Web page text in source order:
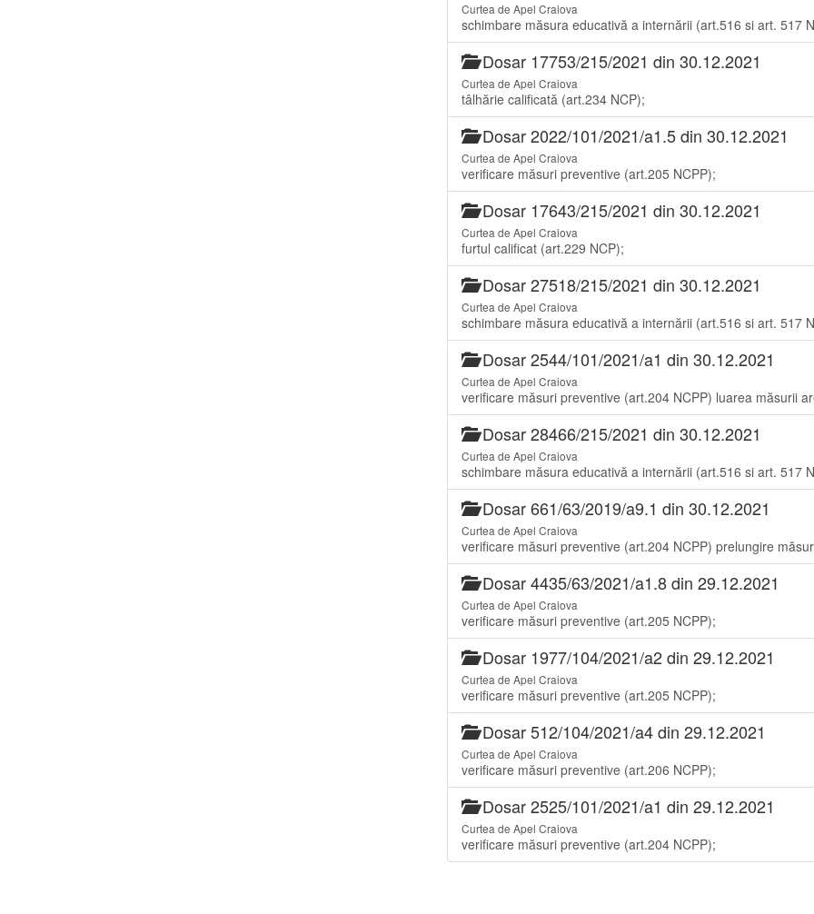
Curtea de Apel Craiova
schimbare măsura educativă a internării (art.516 si art. 517
Dosar 17753/215/2021 din 30.12.2021
Curtea de Apel Craiova
tâlhărie calificată (art.234 NCP);
Dosar 2022/101/2021/a1.5 din 30.12.2021
Curtea de Apel Craiova
verificare măsuri preventive (art.205 NCPP);
Dosar 17643/215/2021 din 30.12.2021
Curtea de Apel Craiova
furtul calificat (art.229 NCP);
Dosar 27518/215/2021 din 30.12.2021
Curtea de Apel Craiova
schimbare măsura educativă a internării (art.516 si art. 517
Dosar 2544/101/2021/a1 din 30.12.2021
Curtea de Apel Craiova
verificare măsuri preventive (art.204 NCPP) luarea măsurii
Dosar 28466/215/2021 din 30.12.2021
Curtea de Apel Craiova
schimbare măsura educativă a internării (art.516 si art. 517
Dosar 661/63/2019/a9.1 din 30.12.2021
Curtea de Apel Craiova
verificare măsuri preventive (art.204 NCPP) prelungire
Dosar 4435/63/2021/a1.8 din 29.12.2021
Curtea de Apel Craiova
verificare măsuri preventive (art.205 NCPP);
Dosar 1977/104/2021/a2 din 29.12.2021
Curtea de Apel Craiova
verificare măsuri preventive (art.205 NCPP);
Dosar 512/104/2021/a4 din 29.12.2021
Curtea de Apel Craiova
verificare măsuri preventive (art.206 NCPP);
Dosar 2525/101/2021/a1 din 29.12.2021
Curtea de Apel Craiova
verificare măsuri preventive (art.204 NCPP);